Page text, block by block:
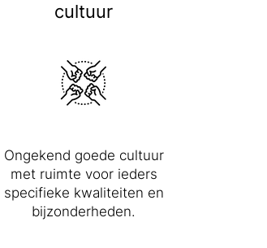
cultuur
Ongekend goede cultuur
met ruimte voor ieders
specifieke kwaliteiten en
bijzonderheden.